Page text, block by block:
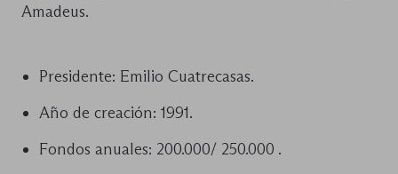
Amadeus.
Presidente: Emilio Cuatrecasas.
Año de creación: 1991.
Fondos anuales: 200.000/ 250.000 .